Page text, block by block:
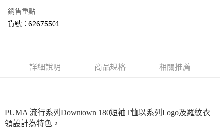
貨到付款
每筆NT$100，滿NT$1,800(含以上)免運費
宅配(離島恕不配送)
銷售重點
貨號：62675501
詳細說明 商品規格 相關推薦
PUMA 流行系列Downtown 180短袖T恤以系列Logo及羅紋衣
領設計為特色。